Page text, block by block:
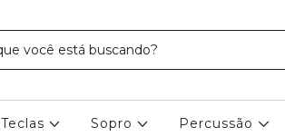
Teclas Sopro Percussão